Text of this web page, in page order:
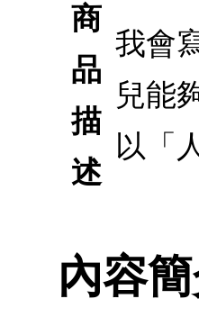
商
品
描
述
我會
兒能
以「
內容